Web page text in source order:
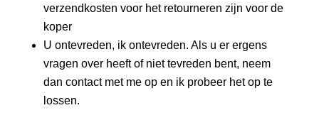
verzendkosten voor het retourneren zijn voor de
koper
U ontevreden, ik ontevreden. Als u er ergens
vragen over heeft of niet tevreden bent, neem
dan contact met me op en ik probeer het op te
lossen.